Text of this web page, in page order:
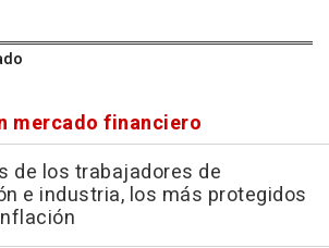
mercado financiero
de los trabajadores de
e industria, los más protegidos